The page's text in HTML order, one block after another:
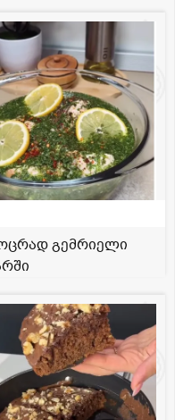
გემრიელი